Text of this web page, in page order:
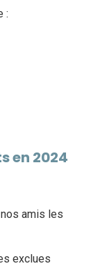
:
en 2024
amis les
exclues